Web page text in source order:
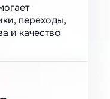
переходы,
и качество